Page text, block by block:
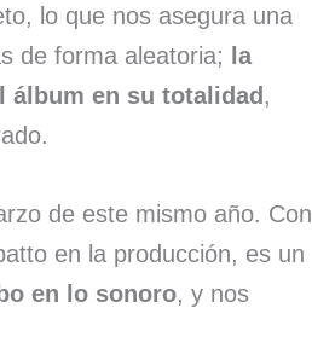
lo que nos asegura una
de forma aleatoria;
la
álbum en su totalidad ,
de este mismo año. Con
en la producción, es un
en lo sonoro, y nos